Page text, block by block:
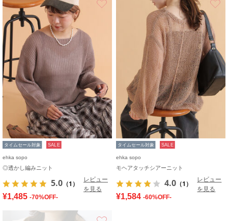
タイムセール対象 SALE
ehka sopo
◎透かし編みニット
5.0 （1）
レビュー
を見る
¥1,485 -70%OFF-
タイムセール対象 SALE
ehka sopo
モヘアタッチシアーニット
4.0 （1）
レビュー
を見る
¥1,584 -60%OFF-